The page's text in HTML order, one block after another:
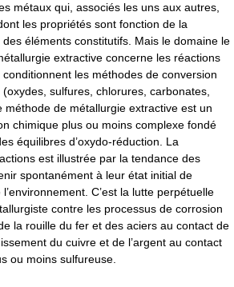
métaux qui, associés les uns aux autres,
les propriétés sont fonction de la
éléments constitutifs. Mais le domaine le
extractive concerne les réactions
conditionnent les méthodes de conversion
sulfures, chlorures, carbonates,
méthode de métallurgie extractive est un
chimique plus ou moins complexe fondé
équilibres d’oxydo-réduction. La
est illustrée par la tendance des
spontanément à leur état initial de
C’est la lutte perpétuelle
contre les processus de corrosion
la rouille du fer et des aciers au contact de
du cuivre et de l’argent au contact
ou moins sulfureuse.